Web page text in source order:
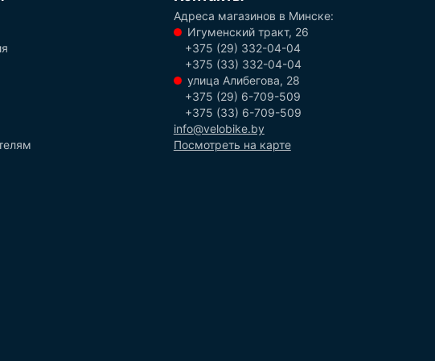
Адреса магазинов в Минске:
Игуменский тракт, 26
+375 (29) 332-04-04
+375 (33) 332-04-04
улица Алибегова, 28
+375 (29) 6-709-509
+375 (33) 6-709-509
info@velobike.by
Посмотреть на карте